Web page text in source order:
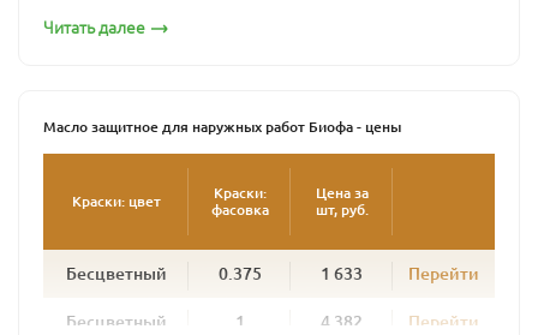
поверхностей, подвергающихся интенсивной
атмосферной нагрузке: садовая мебель, беседки,
заборы, террасы, балки и лаги, венцы срубов. Масло
защитный слой. Подчеркивая структуру дерева, масло
придает поверхности полуглянцевый блеск.
Читать далее
Масло защитное для наружных работ Биофа - цены
Краски: цвет
Краски:
фасовка
Цена за
шт, руб.
Бесцветный 0.375 1 633 Перейти
Бесцветный 1 4 382 Перейти